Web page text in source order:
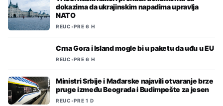
dokazima da ukrajinskim napadima upravlja
NATO
REUC•PRE 6 H
Crna Gora i Island mogle bi u paketu da uđu u EU
REUC•PRE 6 H
Ministri Srbije i Mađarske najavili otvaranje brze
pruge između Beograda i Budimpešte za jesen
REUC•PRE 1 D